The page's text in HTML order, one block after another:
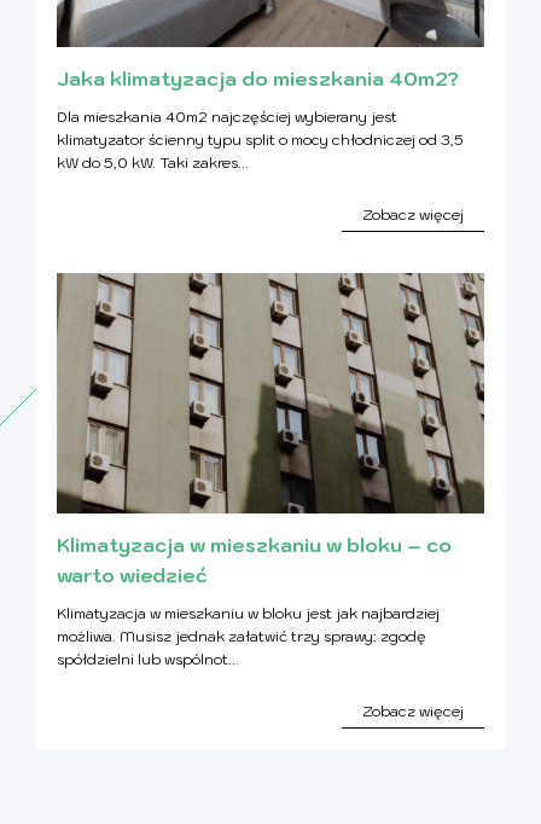
Jaka klimatyzacja do mieszkania 40m2?
Dla mieszkania 40m2 najczęściej wybierany jest
klimatyzator ścienny typu split o mocy chłodniczej od 3,5
kW do 5,0 kW. Taki zakres...
Zobacz więcej
Klimatyzacja w mieszkaniu w bloku – co
warto wiedzieć
Klimatyzacja w mieszkaniu w bloku jest jak najbardziej
możliwa. Musisz jednak załatwić trzy sprawy: zgodę
spółdzielni lub wspólnot...
Zobacz więcej